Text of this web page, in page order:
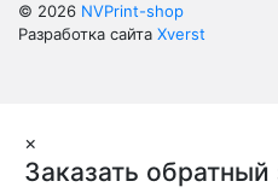
© 2026 NVPrint-shop
Разработка сайта Xverst
×
Заказать обратный